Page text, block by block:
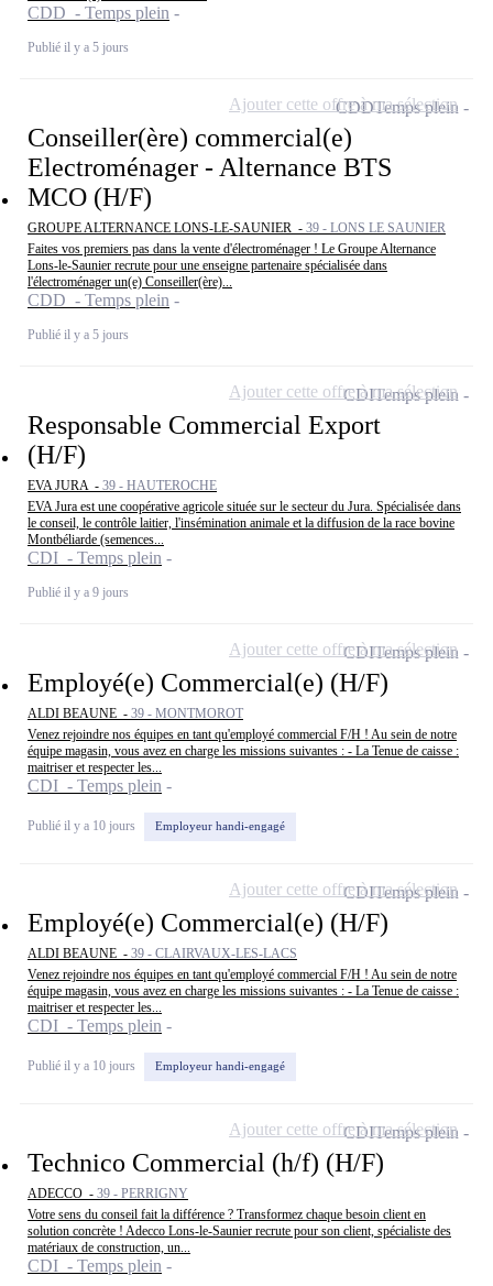
CDD - Temps plein
Publié il y a 5 jours
Conseiller(ère) commercial(e)
Electroménager - Alternance BTS
MCO (H/F)
GROUPE ALTERNANCE LONS-LE-SAUNIER - 39 - LONS LE SAUNIER
Faites vos premiers pas dans la vente d'électroménager ! Le Groupe Alternance
Lons-le-Saunier recrute pour une enseigne partenaire spécialisée dans
l'électroménager un(e) Conseiller(ère)...
CDD - Temps plein
Publié il y a 5 jours
CDDTemps plein
Ajouter cette offre à ma sélection
Responsable Commercial Export
(H/F)
EVA JURA - 39 - HAUTEROCHE
EVA Jura est une coopérative agricole située sur le secteur du Jura. Spécialisée dans
le conseil, le contrôle laitier, l'insémination animale et la diffusion de la race bovine
Montbéliarde (semences...
CDI - Temps plein
Publié il y a 9 jours
CDITemps plein
Ajouter cette offre à ma sélection
Employé(e) Commercial(e) (H/F)
ALDI BEAUNE - 39 - MONTMOROT
Venez rejoindre nos équipes en tant qu'employé commercial F/H ! Au sein de notre
équipe magasin, vous avez en charge les missions suivantes : - La Tenue de caisse :
maitriser et respecter les...
CDI - Temps plein
Publié il y a 10 jours Employeur handi-engagé
CDITemps plein
Ajouter cette offre à ma sélection
Employé(e) Commercial(e) (H/F)
ALDI BEAUNE - 39 - CLAIRVAUX-LES-LACS
Venez rejoindre nos équipes en tant qu'employé commercial F/H ! Au sein de notre
équipe magasin, vous avez en charge les missions suivantes : - La Tenue de caisse :
maitriser et respecter les...
CDI - Temps plein
Publié il y a 10 jours Employeur handi-engagé
CDITemps plein
Ajouter cette offre à ma sélection
Technico Commercial (h/f) (H/F)
ADECCO - 39 - PERRIGNY
Votre sens du conseil fait la différence ? Transformez chaque besoin client en
solution concrète ! Adecco Lons-le-Saunier recrute pour son client, spécialiste des
matériaux de construction, un...
CDI - Temps plein
CDITemps plein
Ajouter cette offre à ma sélection